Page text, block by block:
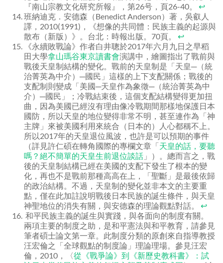
『南山宗教文化研究所報』，第26号，頁26-40。↩
班納迪克．安德森（Benedict Anderson）著，吳叡人
譯，2010(1991)，《想像的共同體：民族主義的起源與
散布（新版）》。台北：時報出版。70頁。↩
《永續敗戰論》作者白井聰於2017年六月九日之早稻
田大學拿山瑪谷東京讀書會演講中，繪圖指出了戰前與
戰後天皇制結構的變化。戰前的天皇制是「天皇─（統
治菁英為中介）─國民」這樣的上下支配關係；戰後的
支配制則變成「美國─天皇作為象徵─（統治菁英為中
介）─國民」；冷戰結束後，這個支配結構變得更加扭
曲，因為美國已經沒有理由像冷戰期間那樣地保護日本
國防，所以天皇的地位變得非常不明，甚至連作為「神
主牌」來被美國利用來統合（日本的）人心都稱不上。
所以2017年的天皇退位風波，也許是可以預期的事件
（詳見許仁碩在轉角國際的專欄文章「天皇的話，要聽
嗎？絕不簡單的天皇生前退位談話 」）。總而言之，戰
後的天皇制結構已經在美國的支配下發生了根本的變
化，再也不是戰前那種高高在上，「聖斷」是最後依歸
的政治結構。不過，天皇制的變化並非本文的主要重
點，僅在此加註說明戰後日本民族的誕生條件，與天皇
神聖地位的消失有關，與安德森的理論觀點對話。
↩
和平民族主義的誕生與實踐，與各面向的制度有關。
兩項主要的制度之助，是和平憲法與和平教育，請參見
筆者碩士論文第一章。此制度分類的原創來自指導教授
汪宏倫之「全球觀點的制度論」理論理場。參見汪宏
倫，2010，〈從《戰爭論》到《新歷史教科書》：試